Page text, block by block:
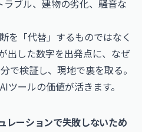
ブル、建物の劣化、騒音な
を「代替」するものではなく
出した数字を出発点に、なぜ
で検証し、現地で裏を取る。
ツールの価値が活きます。
レーションで失敗しないため